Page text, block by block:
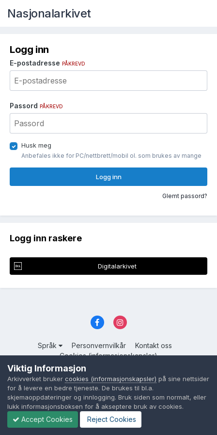
Nasjonalarkivet
Logg inn
E-postadresse PÅKREVD
Passord PÅKREVD
Husk meg
Anbefales ikke for PC/nettbrett/mobil ol. som brukes av mange
Logg inn
Glemt passord?
Logg inn raskere
Digitalarkivet
Språk Personvernvilkår
Kontakt oss
Cookies (informasjonskapsler)
Powered by Invision Community
Viktig Informasjon
Arkivverket bruker cookies (informasjonskapsler) på sine nettsider
for å levere en bedre tjeneste. De brukes til bl.a.
skjemaoppdateringer og innlogging. Bruk siden som normalt, eller
lukk informasjonsboksen for å akseptere bruk av cookies.
Accept Cookies Reject Cookies